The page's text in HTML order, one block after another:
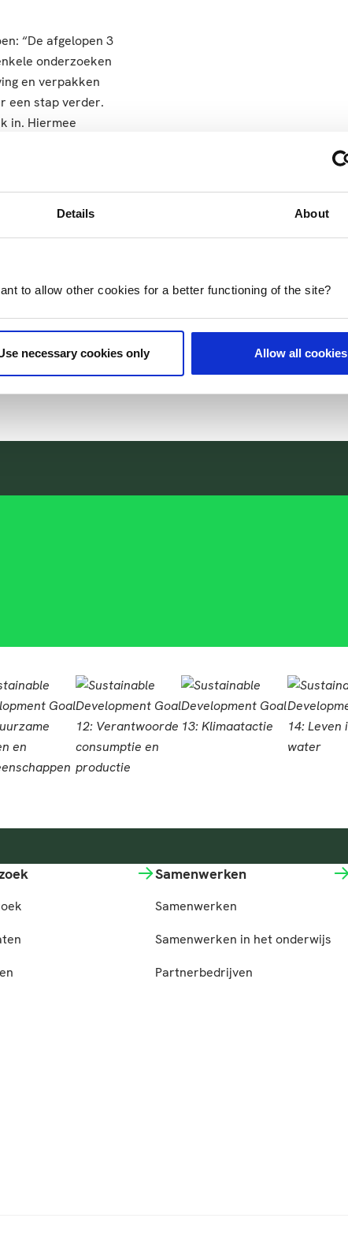
Details About
to allow other cookies for a better functioning of the site?
necessary cookies only Allow all cookies
“De afgelopen 3
onderzoeken
en verpakken
een stap verder.
in. Hiermee
de eerste
Circulair
om
van circulaire
Samenwerken
Samenwerken
Samenwerken in het onderwijs
Partnerbedrijven